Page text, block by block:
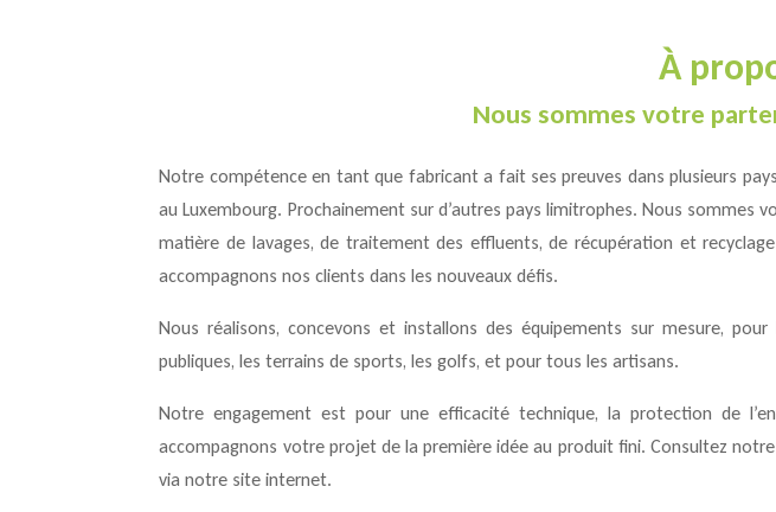
À
Nous sommes votre
Notre compétence en tant que fabricant a fait ses preuves dans plusieurs
au Luxembourg. Prochainement sur d’autres pays limitrophes. Nous
matière de lavages, de traitement des effluents, de récupération et
accompagnons nos clients dans les nouveaux défis.
Nous réalisons, concevons et installons des équipements sur mesure,
publiques, les terrains de sports, les golfs, et pour tous les artisans.
Notre engagement est pour une efficacité technique, la protection de
accompagnons votre projet de la première idée au produit fini. Consultez
via notre site internet.